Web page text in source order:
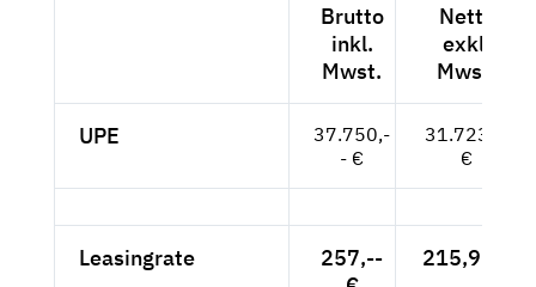
Brutto
inkl.
Mwst.
Netto
exkl.
Mwst.
UPE
37.750,-
- €
31.723,--
€
Leasingrate
257,--
215,97 €